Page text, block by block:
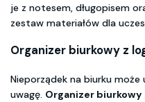
je z notesem, długopisem
zestaw materiałów dla
Organizer biurkowy z
Nieporządek na biurku
uwagę. Organizer biurkowy